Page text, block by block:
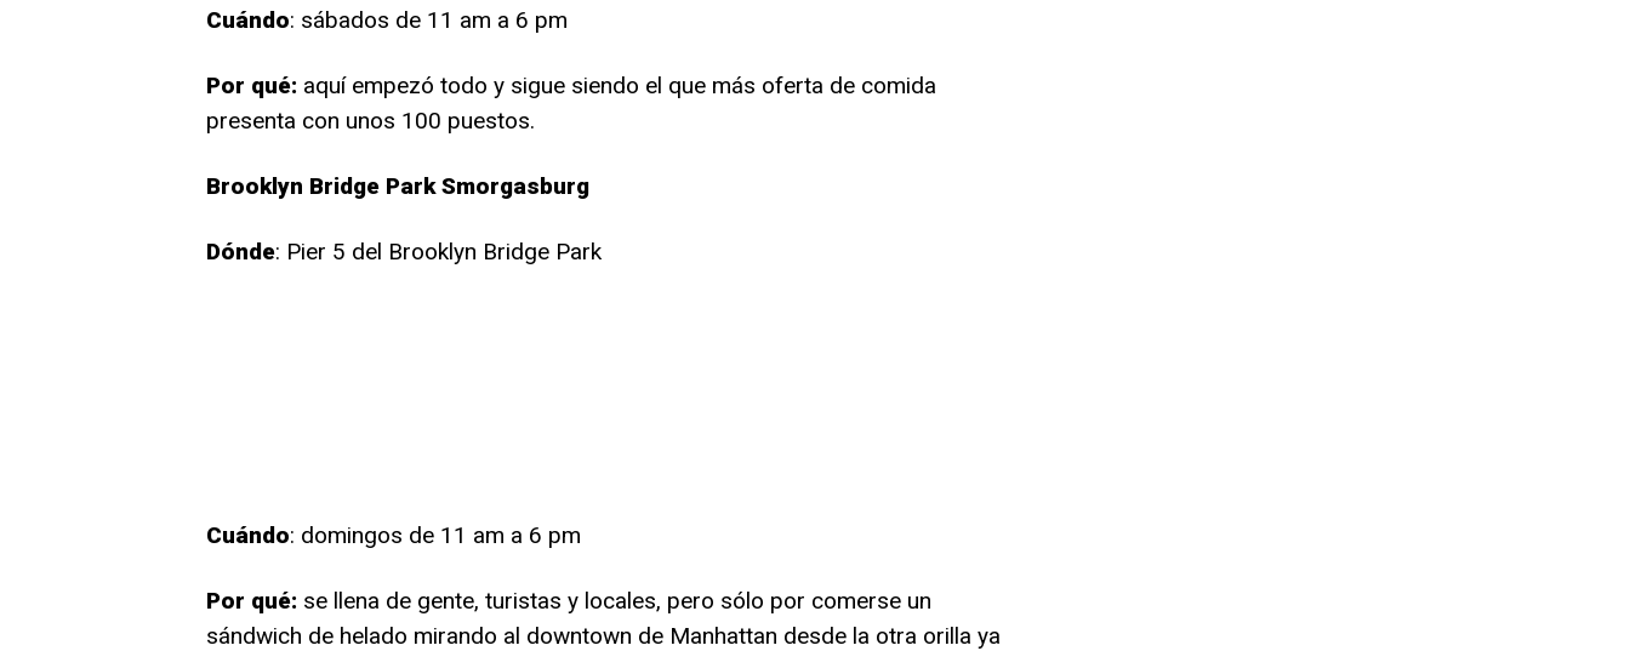
Cuándo: sábados de 11 am a 6 pm
Por qué: aquí empezó todo y sigue siendo el que más oferta de comida
presenta con unos 100 puestos.
Brooklyn Bridge Park Smorgasburg
Dónde: Pier 5 del Brooklyn Bridge Park
Cuándo: domingos de 11 am a 6 pm
Por qué: se llena de gente, turistas y locales, pero sólo por comerse un
sándwich de helado mirando al downtown de Manhattan desde la otra orilla ya